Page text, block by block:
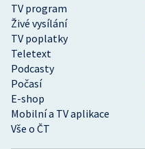
TV program
Živé vysílání
TV poplatky
Teletext
Podcasty
Počasí
E-shop
Mobilní a TV aplikace
Vše o ČT